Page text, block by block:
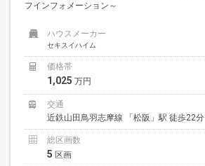
フインフォメーション～
ハウスメーカー
セキスイハイム
価格帯
1,025 万円
交通
近鉄山田鳥羽志摩線 「松阪」駅 徒歩22分
総区画数
5 区画